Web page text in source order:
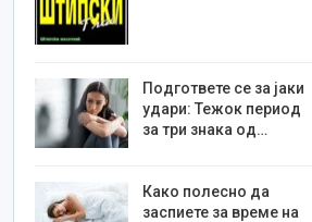
Подгответе се за јаки
удари: Тежок период
за три знака од…
Како полесно да
заспиете за време на